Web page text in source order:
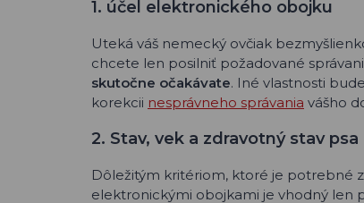
1. účel elektronického obojku
Uteká váš nemecký ovčiak
chcete len posilniť požadované
skutočne očakávate. Iné vlastnosti
korekcii nesprávneho správania vášho
2. Stav, vek a zdravotný stav psa
Dôležitým kritériom, ktoré je potrebné
elektronickými obojkami je vhodný len